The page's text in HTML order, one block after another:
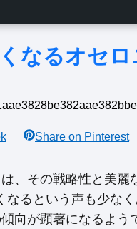
なるオセロ
Share on Pinterest
、その戦略性と美
るという声も少な
向が顕著になるよう